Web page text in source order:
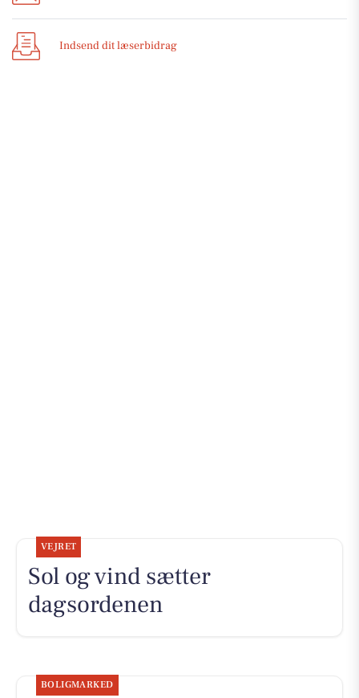
Indsend dit læserbidrag
VEJRET
Sol og vind sætter
dagsordenen
BOLIGMARKED